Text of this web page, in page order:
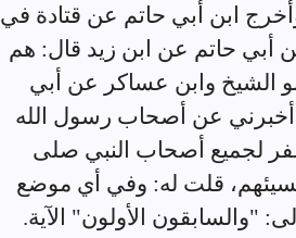
ابن أبي حاتم عن قتادة في
أبي حاتم عن ابن زيد قال: هم
الشيخ وابن عساكر عن أبي
عن أصحاب رسول الله
غفر لجميع أصحاب النبي صلى
قلت له: وفي أي موضع
"والسابقون الأولون" الآية.